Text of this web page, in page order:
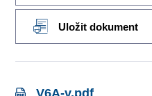
Uložit dokument
V6A-v.pdf